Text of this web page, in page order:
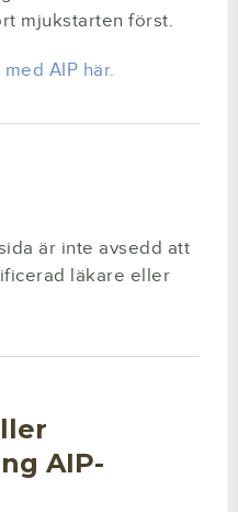
mjukstarten först.
AIP här.
är inte avsedd att
läkare eller
AIP-